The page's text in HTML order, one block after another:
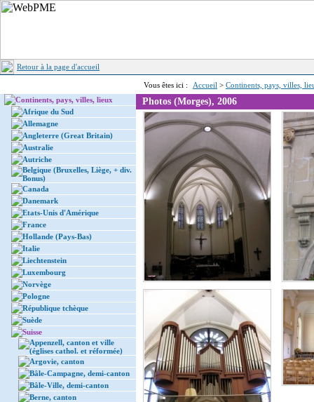
Retour à la page d'accueil
Vous êtes ici : Accueil > Continents, pays, villes,
Continents, pays, villes, lieux
Afrique du Sud
Allemagne
Angleterre (Great Britain)
Australie
Autriche
Belgique (Bruxelles, Liège, + div.
Bonus)
Canada
Danemark
Etats-Unis d'Amérique
France
Hollande (Pays-Bas)
Italie
Liechtenstein
Luxembourg
Norvège
Pologne
République tchèque
Suède
Suisse
Appenzell, canton et ville
(églises cathol. et réformée)
Argovie, canton
Bâle-Campagne, demi-canton
Bâle-Ville, demi-canton
Berne, canton
Photos (Morges), 2006